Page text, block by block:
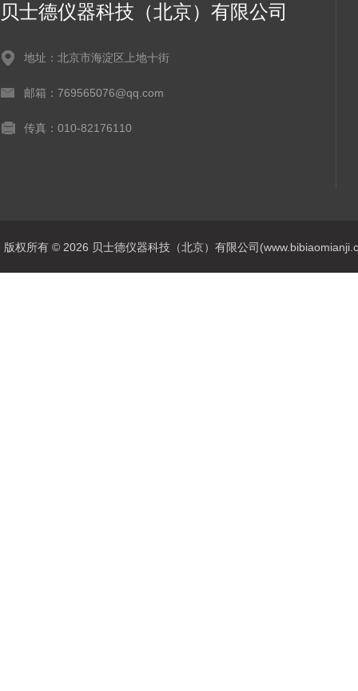
贝士德仪器科技（北京）有限公司
地址：北京市海淀区上地十街
邮箱：769565076@qq.com
传真：010-82176110
版权所有 © 2026 贝士德仪器科技（北京）有限公司